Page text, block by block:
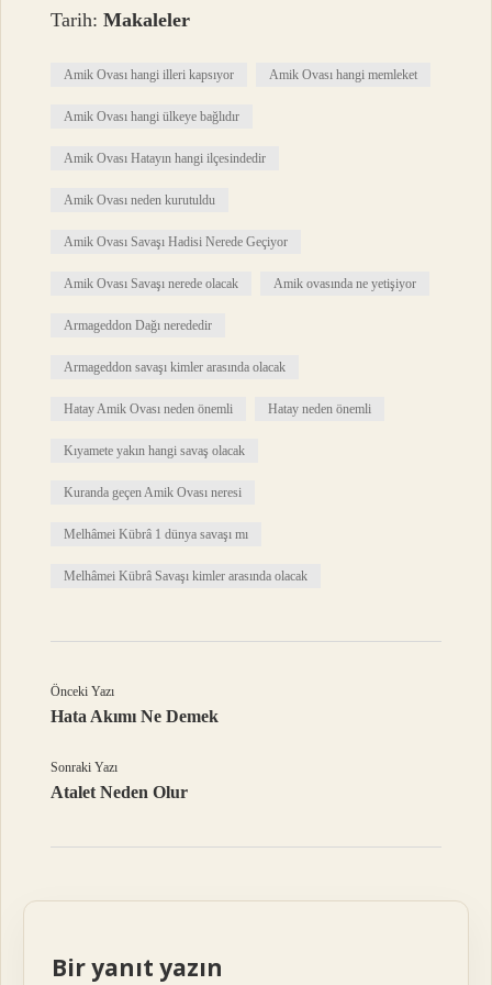
Tarih:Makaleler
Amik Ovası hangi illeri kapsıyor Amik Ovası hangi memleket
Amik Ovası hangi ülkeye bağlıdır
Amik Ovası Hatayın hangi ilçesindedir
Amik Ovası neden kurutuldu
Amik Ovası Savaşı Hadisi Nerede Geçiyor
Amik Ovası Savaşı nerede olacak Amik ovasında ne yetişiyor
Armageddon Dağı nerededir
Armageddon savaşı kimler arasında olacak
Hatay Amik Ovası neden önemli Hatay neden önemli
Kıyamete yakın hangi savaş olacak
Kuranda geçen Amik Ovası neresi
Melhâmei Kübrâ 1 dünya savaşı mı
Melhâmei Kübrâ Savaşı kimler arasında olacak
Önceki Yazı
Hata Akımı Ne Demek
Sonraki Yazı
Atalet Neden Olur
Bir yanıt yazın